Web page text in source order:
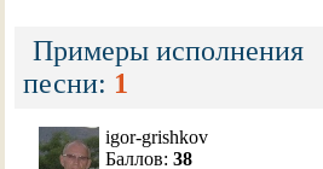
Примеры исполнения
песни: 1
igor-grishkov
Баллов: 38